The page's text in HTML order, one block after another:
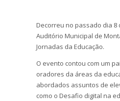
Decorreu no passado dia 8
Auditório Municipal de
Jornadas da Educação.
O evento contou com um
oradores da áreas da
abordados assuntos de
como o Desafio digital na